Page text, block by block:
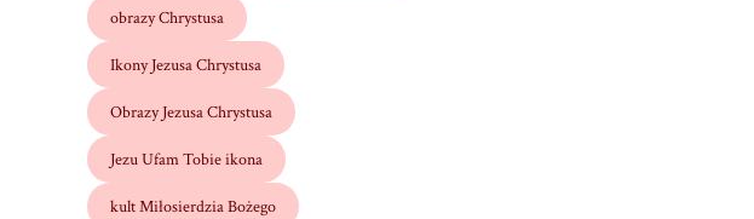
obrazy Chrystusa
Ikony Jezusa Chrystusa
Obrazy Jezusa Chrystusa
Jezu Ufam Tobie ikona
kult Miłosierdzia Bożego